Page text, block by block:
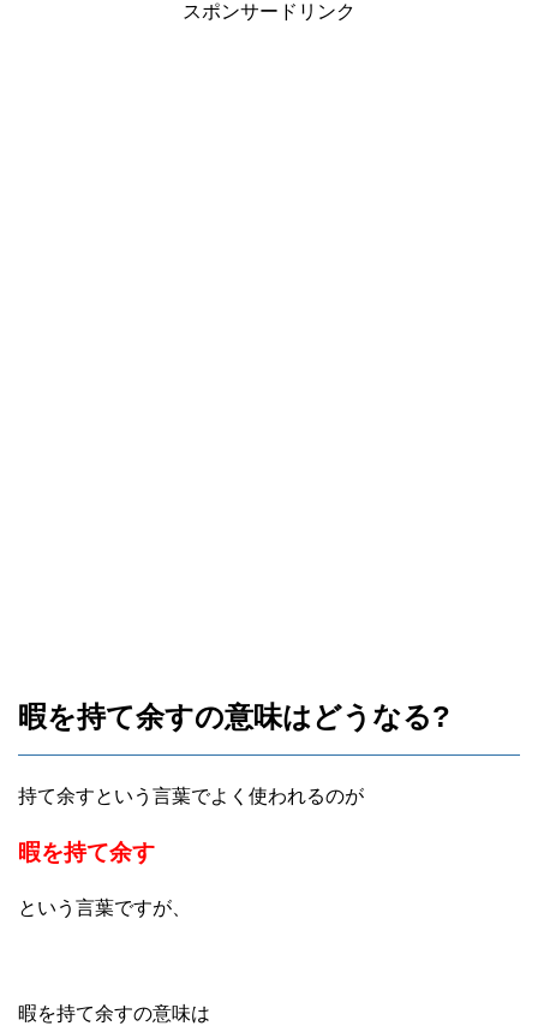
スポンサードリンク
暇を持て余すの意味はどうなる?
持て余すという言葉でよく使われるのが
暇を持て余す
という言葉ですが、
暇を持て余すの意味は